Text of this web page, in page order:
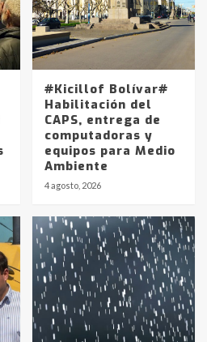
#Kicillof Bolívar#
Habilitación del
CAPS, entrega de
computadoras y
equipos para Medio
Ambiente
4 agosto, 2026
los adolescentes
que fueron
del fatal accidente
del lunes